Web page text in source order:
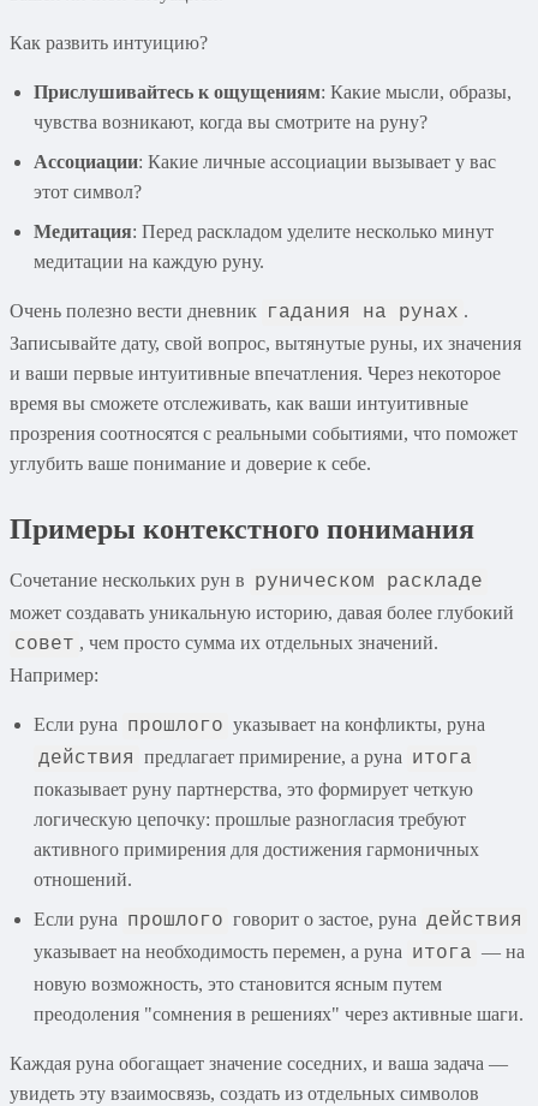
Как развить интуицию?
Прислушивайтесь к ощущениям: Какие мысли, образы,
чувства возникают, когда вы смотрите на руну?
Ассоциации: Какие личные ассоциации вызывает у вас
этот символ?
Медитация: Перед раскладом уделите несколько минут
медитации на каждую руну.
Очень полезно вести дневник гадания на рунах .
Записывайте дату, свой вопрос, вытянутые руны, их значения
и ваши первые интуитивные впечатления. Через некоторое
время вы сможете отслеживать, как ваши интуитивные
прозрения соотносятся с реальными событиями, что поможет
углубить ваше понимание и доверие к себе.
Примеры контекстного понимания
Сочетание нескольких рун в руническом раскладе
может создавать уникальную историю, давая более глубокий
совет , чем просто сумма их отдельных значений.
Например:
Если руна прошлого указывает на конфликты, руна
действия предлагает примирение, а руна итога
показывает руну партнерства, это формирует четкую
логическую цепочку: прошлые разногласия требуют
активного примирения для достижения гармоничных
отношений.
Если руна прошлого говорит о застое, руна действия
указывает на необходимость перемен, а руна итога — на
новую возможность, это становится ясным путем
преодоления "сомнения в решениях" через активные шаги.
Каждая руна обогащает значение соседних, и ваша задача —
увидеть эту взаимосвязь, создать из отдельных символов